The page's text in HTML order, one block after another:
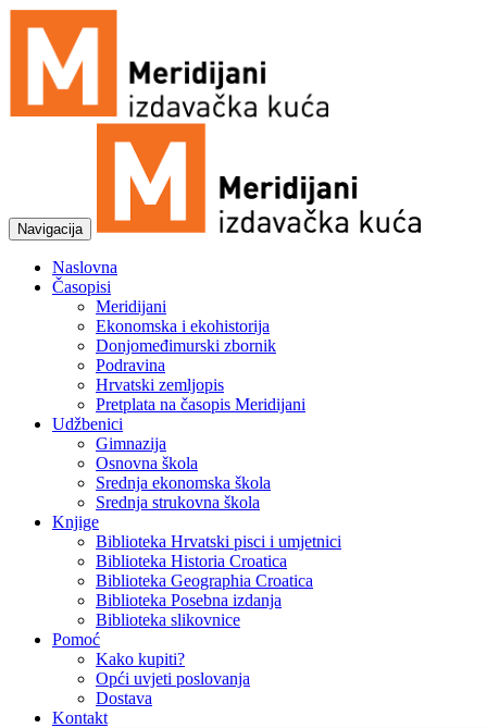
Navigacija
Naslovna
Časopisi
Meridijani
Ekonomska i ekohistorija
Donjomeđimurski zbornik
Podravina
Hrvatski zemljopis
Pretplata na časopis Meridijani
Udžbenici
Gimnazija
Osnovna škola
Srednja ekonomska škola
Srednja strukovna škola
Knjige
Biblioteka Hrvatski pisci i umjetnici
Biblioteka Historia Croatica
Biblioteka Geographia Croatica
Biblioteka Posebna izdanja
Biblioteka slikovnice
Pomoć
Kako kupiti?
Opći uvjeti poslovanja
Dostava
Kontakt